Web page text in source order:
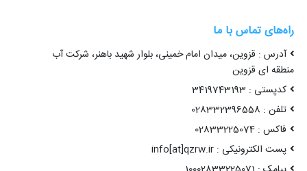
راه‌های تماس با ما
آدرس : قزوین، میدان امام خمینی، بلوار شهید باهنر، شرکت آب
منطقه ای قزوین
کدپستی : 3419743193
تلفن : 028332396558
فاکس : 02833225074
پست الکترونیکی : info[at]qzrw.ir